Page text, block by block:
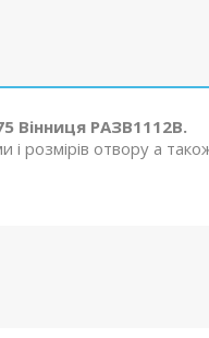
Вінниця РАЗВ1112В.
розмірів отвору а